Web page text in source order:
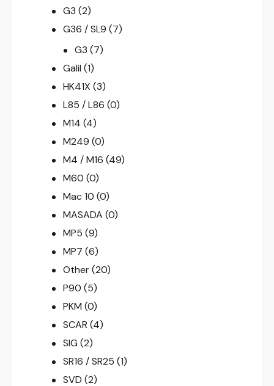
G3 (2)
G36 / SL9 (7)
G3 (7)
Galil (1)
HK41X (3)
L85 / L86 (0)
M14 (4)
M249 (0)
M4 / M16 (49)
M60 (0)
Mac 10 (0)
MASADA (0)
MP5 (9)
MP7 (6)
Other (20)
P90 (5)
PKM (0)
SCAR (4)
SIG (2)
SR16 / SR25 (1)
SVD (2)